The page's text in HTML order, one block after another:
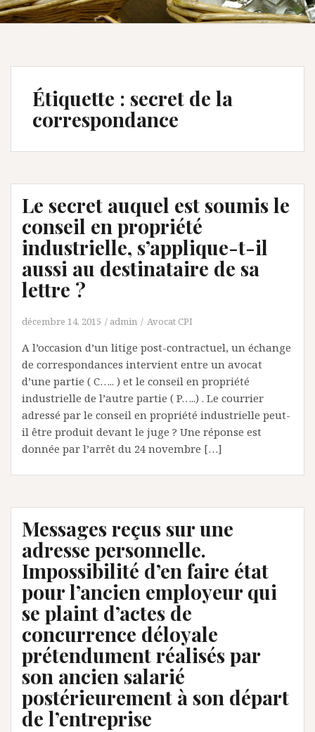
Étiquette : secret de la
correspondance
Le secret auquel est soumis le
conseil en propriété
industrielle, s’applique-t-il
aussi au destinataire de sa
lettre ?
décembre 14, 2015 admin Avocat CPI
A l’occasion d’un litige post-contractuel, un échange
de correspondances intervient entre un avocat
d’une partie ( C….. ) et le conseil en propriété
industrielle de l’autre partie ( P…..) . Le courrier
adressé par le conseil en propriété industrielle peut-
il être produit devant le juge ? Une réponse est
donnée par l’arrêt du 24 novembre […]
Messages reçus sur une
adresse personnelle.
Impossibilité d’en faire état
pour l’ancien employeur qui
se plaint d’actes de
concurrence déloyale
prétendument réalisés par
son ancien salarié
postérieurement à son départ
de l’entreprise